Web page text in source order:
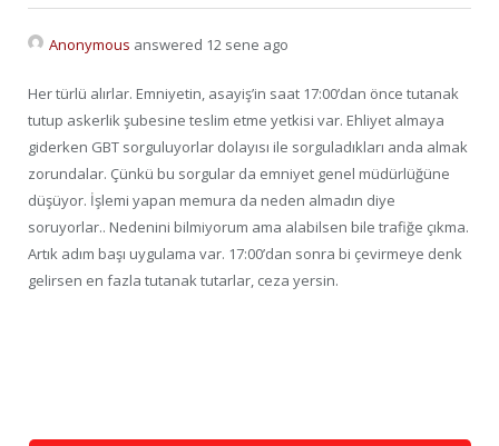
Anonymous answered 12 sene ago
Her türlü alırlar. Emniyetin, asayiş’in saat 17:00’dan önce tutanak
tutup askerlik şubesine teslim etme yetkisi var. Ehliyet almaya
giderken GBT sorguluyorlar dolayısı ile sorguladıkları anda almak
zorundalar. Çünkü bu sorgular da emniyet genel müdürlüğüne
düşüyor. İşlemi yapan memura da neden almadın diye
soruyorlar.. Nedenini bilmiyorum ama alabilsen bile trafiğe çıkma.
Artık adım başı uygulama var. 17:00’dan sonra bi çevirmeye denk
gelirsen en fazla tutanak tutarlar, ceza yersin.